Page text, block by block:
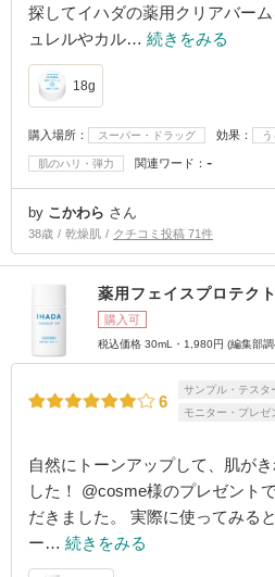
探してイハダの薬用クリアバー
ュレルやカル… 続きをみる
18g
購入場所： スーパー・ドラッグ 効果：
肌のハリ・弾力 関連ワード： -
by こかわら さん
38歳 乾燥肌 クチコミ投稿 71件
薬用フェイスプロテク
購入可
税込価格 30mL・1,980円 (編集部調
6
サンプル・テスタ
モニター・プレゼ
自然にトーンアップして、肌が
した！ @cosme様のプレゼント
だきました。 実際に使ってみる
ー… 続きをみる